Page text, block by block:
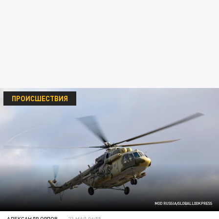
MOD RUSSIA/GLOBALLOOKPRESS
ПРОИСШЕСТВИЯ